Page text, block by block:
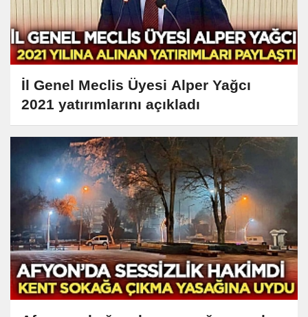
İl Genel Meclis Üyesi Alper Yağcı
2021 yatırımlarını açıkladı